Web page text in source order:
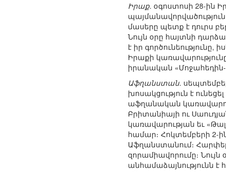
Իրաք. օգոստոսի 28-ին
մասերը պետք է դուրս
Նույն օրը հայտնի
է իր գործունեությունը,
Իրաքի
իրանական
Աֆղանստան.
խոսակցություն է
աֆղանական
Բրիտանիայի ու
կառավարության եւ
համար։ Հոկտեմբերի
Աֆղանստանում։
զորամիավորումը։
անհամաձայնությունն է